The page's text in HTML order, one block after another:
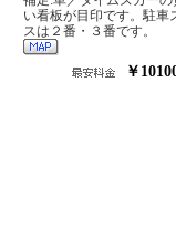
い看板が目印です。駐車
スは２番・３番です。
￥